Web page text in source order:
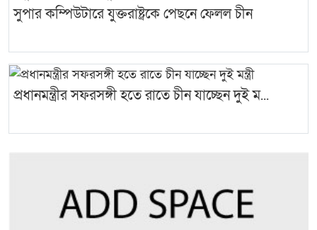
সুপার কম্পিউটারে যুক্তরাষ্ট্রকে পেছনে ফেলল চীন
প্রধানমন্ত্রীর সফরসঙ্গী হতে রাতে চীন যাচ্ছেন দুই ম...